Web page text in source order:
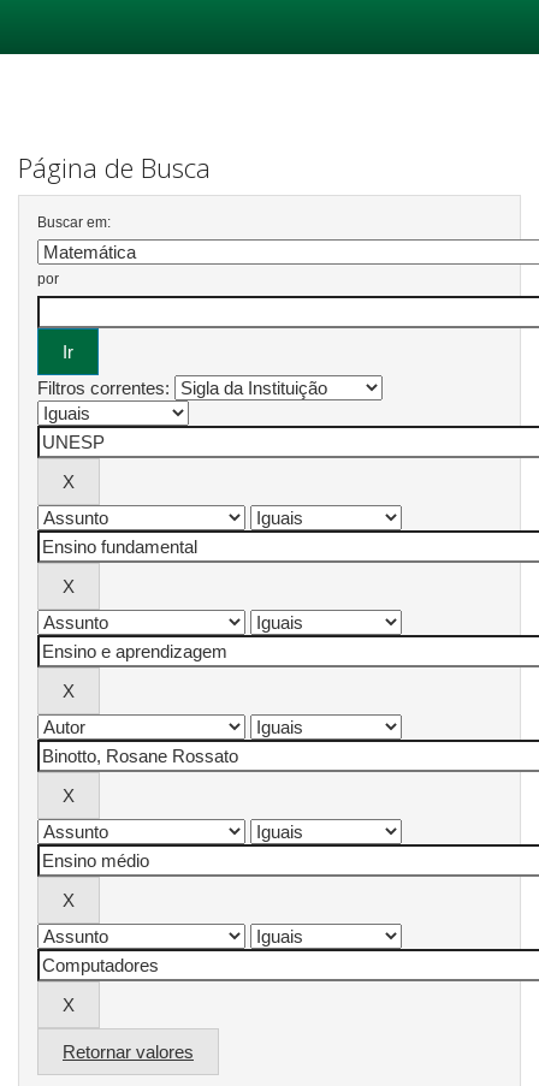
Página de Busca
Buscar em:
por
Filtros correntes:
Retornar valores